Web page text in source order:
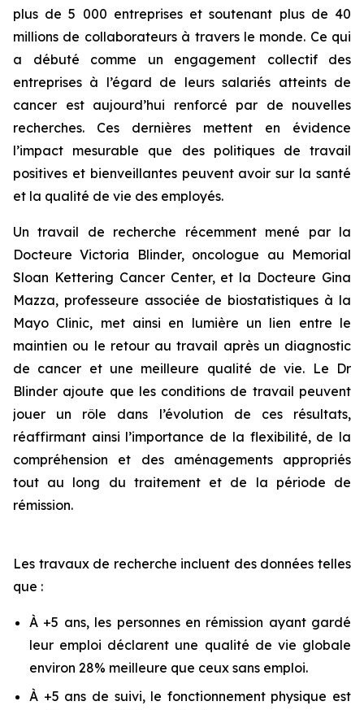
plus de 5 000 entreprises et soutenant plus de 40
millions de collaborateurs à travers le monde. Ce qui
a débuté comme un engagement collectif des
entreprises à l’égard de leurs salariés atteints de
cancer est aujourd’hui renforcé par de nouvelles
recherches. Ces dernières mettent en évidence
l’impact mesurable que des politiques de travail
positives et bienveillantes peuvent avoir sur la santé
et la qualité de vie des employés.
Un travail de recherche récemment mené par la
Docteure Victoria Blinder, oncologue au Memorial
Sloan Kettering Cancer Center, et la Docteure Gina
Mazza, professeure associée de biostatistiques à la
Mayo Clinic, met ainsi en lumière un lien entre le
maintien ou le retour au travail après un diagnostic
de cancer et une meilleure qualité de vie. Le Dr
Blinder ajoute que les conditions de travail peuvent
jouer un rôle dans l’évolution de ces résultats,
réaffirmant ainsi l’importance de la flexibilité, de la
compréhension et des aménagements appropriés
tout au long du traitement et de la période de
rémission.
Les travaux de recherche incluent des données telles
que :
À +5 ans, les personnes en rémission ayant gardé
leur emploi déclarent une qualité de vie globale
environ 28% meilleure que ceux sans emploi.
À +5 ans de suivi, le fonctionnement physique est